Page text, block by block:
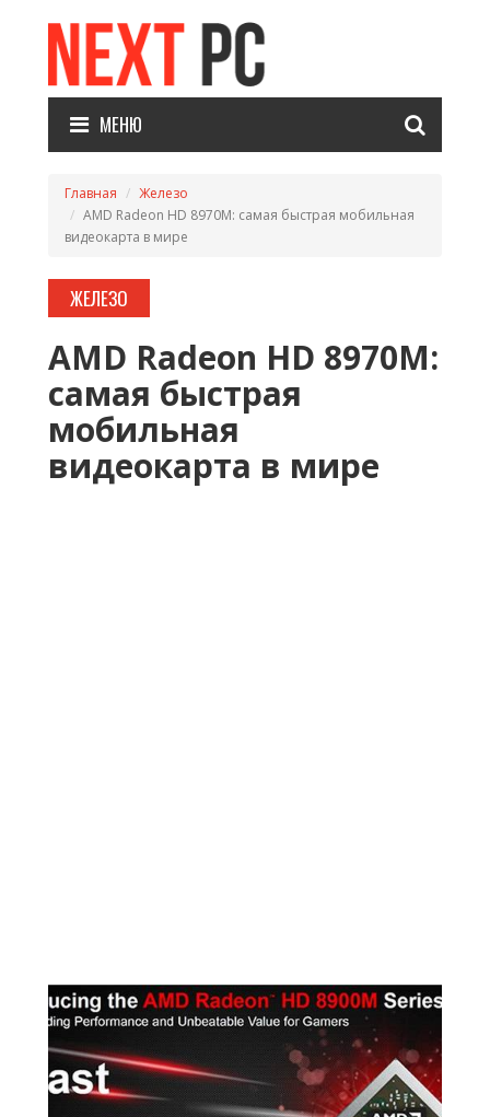
МЕНЮ
Главная
Железо
AMD Radeon HD 8970M: самая быстрая мобильная
видеокарта в мире
ЖЕЛЕЗО
AMD Radeon HD 8970M:
самая быстрая
мобильная
видеокарта в мире